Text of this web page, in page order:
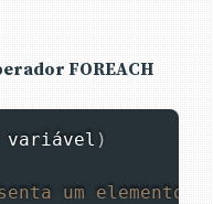
FOREACH
variável )
um elemento